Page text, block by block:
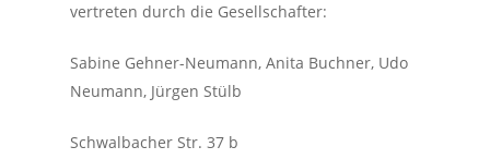
vertreten durch die Gesellschafter:
Sabine Gehner-Neumann, Anita Buchner, Udo
Neumann, Jürgen Stülb
Schwalbacher Str. 37 b